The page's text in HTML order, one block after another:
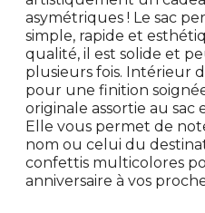
asymétriques ! Le sac
simple, rapide et
qualité, il est solide et
plusieurs fois. Intérieur
pour une finition
originale assortie au sac
Elle vous permet de
nom ou celui du
confettis multicolores
anniversaire à vos